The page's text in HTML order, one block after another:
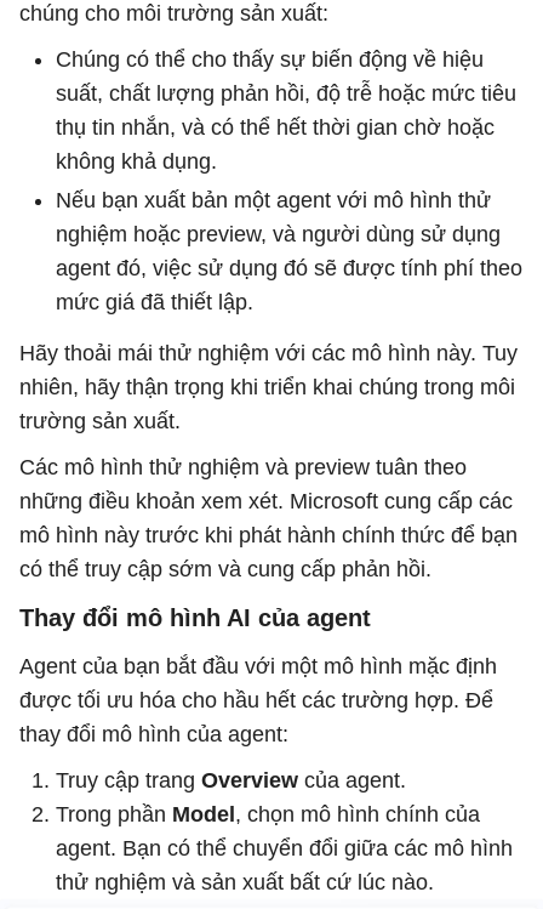
chúng cho môi trường sản xuất:
Chúng có thể cho thấy sự biến động về hiệu
suất, chất lượng phản hồi, độ trễ hoặc mức tiêu
thụ tin nhắn, và có thể hết thời gian chờ hoặc
không khả dụng.
Nếu bạn xuất bản một agent với mô hình thử
nghiệm hoặc preview, và người dùng sử dụng
agent đó, việc sử dụng đó sẽ được tính phí theo
mức giá đã thiết lập.
Hãy thoải mái thử nghiệm với các mô hình này. Tuy
nhiên, hãy thận trọng khi triển khai chúng trong môi
trường sản xuất.
Các mô hình thử nghiệm và preview tuân theo
những điều khoản xem xét. Microsoft cung cấp các
mô hình này trước khi phát hành chính thức để bạn
có thể truy cập sớm và cung cấp phản hồi.
Thay đổi mô hình AI của agent
Agent của bạn bắt đầu với một mô hình mặc định
được tối ưu hóa cho hầu hết các trường hợp. Để
thay đổi mô hình của agent:
Truy cập trang Overview của agent.
Trong phần Model , chọn mô hình chính của
agent. Bạn có thể chuyển đổi giữa các mô hình
thử nghiệm và sản xuất bất cứ lúc nào.